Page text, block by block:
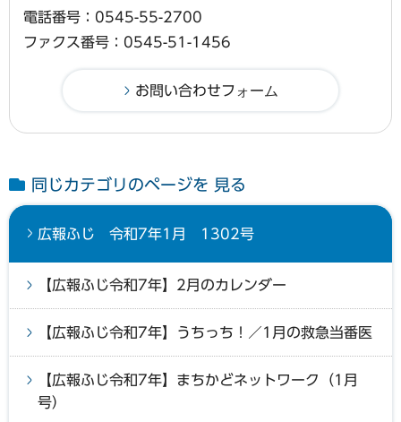
電話番号：0545-55-2700
ファクス番号：0545-51-1456
同じカテゴリのページを 見る
広報ふじ 令和7年1月 1302号
【広報ふじ令和7年】2月のカレンダー
【広報ふじ令和7年】うちっち！／1月の救急当番医
【広報ふじ令和7年】まちかどネットワーク（1月
号）